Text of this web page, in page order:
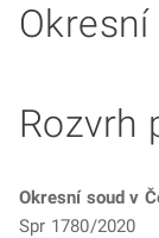
Rozvrh
Okresní soud v
Spr 1780/2020